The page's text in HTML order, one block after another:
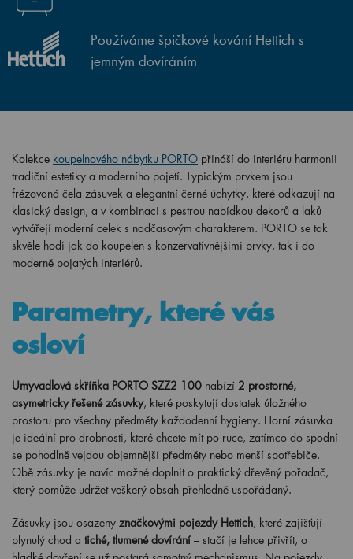
Používáme špičkové kování Hettich s
jemným dovíráním
Kolekce koupelnového nábytku PORTO přináší do interiéru harmonii
tradiční estetiky a moderního pojetí. Typickým prvkem jsou
frézovaná čela zásuvek a elegantní černé úchytky, které odkazují na
klasický design, a v kombinaci s pestrou nabídkou dekorů a laků
vytvářejí moderní celek s nadčasovým charakterem. PORTO se tak
skvěle hodí jak do koupelen s konzervativnějšími prvky, tak i do
moderně pojatých interiérů.
Parametry, které vás
osloví
Umyvadlová skříňka PORTO SZZ2 100 nabízí 2 prostorné,
asymetricky řešené zásuvky, které poskytují dostatek úložného
prostoru pro všechny předměty každodenní hygieny. Horní zásuvka
je ideální pro drobnosti, které chcete mít po ruce, zatímco do spodní
se pohodlně vejdou objemnější předměty nebo menší spotřebiče.
Obě zásuvky je navíc možné doplnit o praktický dřevěný pořadač,
který pomůže udržet veškerý obsah přehledně uspořádaný.
Zásuvky jsou osazeny značkovými pojezdy Hettich, které zajišťují
plynulý chod a tiché, tlumené dovírání – stačí je lehce přivřít, o